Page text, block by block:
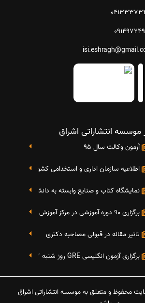
موسسه انتشاراتی اشراق
آزمون وکالت سال 95
اطلاعیه سازمان اداری و استخدامی کشور در خصوص
نمایشگاه کتاب و صنایع وابسته به دانشگاه صنعتی شریف 4 الی 8 مهر
برگزاری 90 دوره آموزشی در مرکز آموزش فرهنگی دانشگاه علامه
تاثیر مقاله در قبولی مصاحبه دکتری
برگزاری آزمون انگلیسی GRE روز شنبه 27 شهریور(مقارن با 17 سپتامبر 2016)
محفوظ و متعلق به موسسه انتشاراتی اشراق